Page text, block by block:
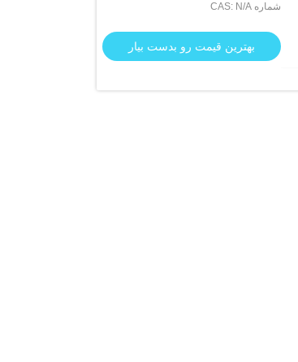
فسفورامیدیت
شماره CAS: N/A
بهترین قیمت رو بدست بیار